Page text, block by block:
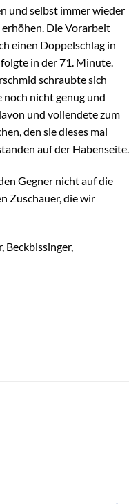
und selbst immer wieder
Die Vorarbeit
einen Doppelschlag in
in der 71. Minute.
schraubte sich
noch nicht genug und
und vollendete zum
den sie dieses mal
auf der Habenseite.
Gegner nicht auf die
Zuschauer, die wir
Beckbissinger,